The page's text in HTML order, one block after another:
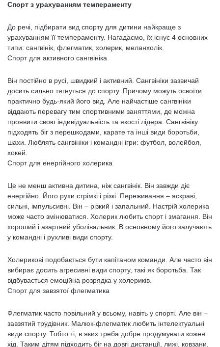
Спорт з урахуванням темпераменту
До речі, підбирати вид спорту для дитини найкраще з
урахуванням її темпераменту. Нагадаємо, їх існує 4 основних
типи: сангвінік, флегматик, холерик, меланхолік.
Спорт для активного сангвініка
Він постійно в русі, швидкий і активний. Сангвініки зазвичай
досить сильно тягнуться до спорту. Причому можуть освоїти
практично будь-який його вид. Але найчастіше сангвініки
віддають перевагу тим спортивними заняттями, де можна
проявити свою індивідуальність та якості лідера. Сангвініку
підходять біг з перешкодами, карате та інші види боротьби,
шахи. Люблять сангвініки і командні ігри: футбол, волейбол,
хокей.
Спорт для енергійного холерика
Це не менш активна дитина, ніж сангвінік. Він завжди діє
енергійно. Його рухи стрімкі і різкі. Переживання – яскраві,
сильні, імпульсивні. Він – різкий і запальний. Настрій холерика
може часто змінюватися. Холерик любить спорт і змагання. Він
хороший і азартний уболівальник. В основному його залучають
у командні і рухливі види спорту.
Холерикові подобається бути капітаном команди. Але часто він
вибирає досить агресивні види спорту, такі як боротьба. Так
відбувається емоційна розрядка у холериків.
Спорт для завзятої флегматика
Флегматик часто повільний у всьому, навіть у спорті. Але він –
завзятий трудівник. Малюк-флегматик любить інтелектуальні
види спорту. Тобто ті, в яких треба добре продумувати кожен
хід. Таким дітям підходить біг на довгі дистанції, лижі, ковзани,